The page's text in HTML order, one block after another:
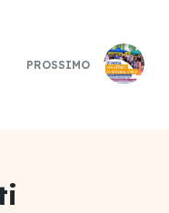
PROSSIMO